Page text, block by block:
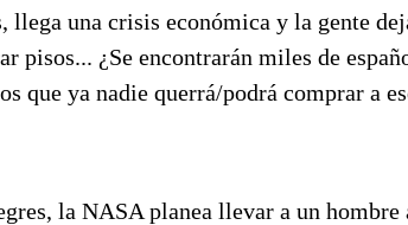
llega una crisis económica y la gente
pisos... ¿Se encontrarán miles de
que ya nadie querrá/podrá comprar a
la NASA planea llevar a un hombre